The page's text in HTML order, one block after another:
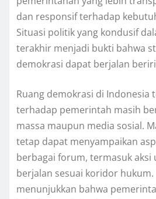
dan responsif terhadap
Situasi politik yang kondusif
terakhir menjadi bukti bahwa
demokrasi dapat berjalan
Ruang demokrasi di Indonesia
terhadap pemerintah masih
massa maupun media sosial.
tetap dapat menyampaikan
berbagai forum, termasuk aksi
berjalan sesuai koridor hukum.
menunjukkan bahwa